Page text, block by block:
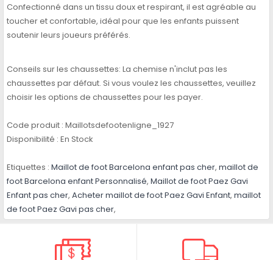
Confectionné dans un tissu doux et respirant, il est agréable au
toucher et confortable, idéal pour que les enfants puissent
soutenir leurs joueurs préférés.
Conseils sur les chaussettes: La chemise n'inclut pas les
chaussettes par défaut. Si vous voulez les chaussettes, veuillez
choisir les options de chaussettes pour les payer.
Code produit : Maillotsdefootenligne_1927
Disponibilité : En Stock
Etiquettes : Maillot de foot Barcelona enfant pas cher, maillot de
foot Barcelona enfant Personnalisé, Maillot de foot Paez Gavi
Enfant pas cher, Acheter maillot de foot Paez Gavi Enfant, maillot
de foot Paez Gavi pas cher,